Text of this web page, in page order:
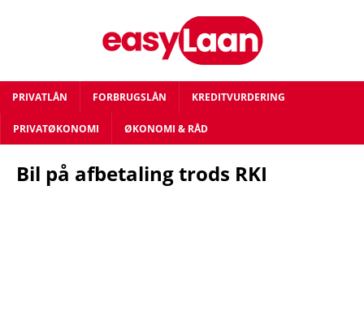
PRIVATLÅN FORBRUGSLÅN KREDITVURDERING
PRIVATØKONOMI ØKONOMI & RÅD
Bil på afbetaling trods RKI